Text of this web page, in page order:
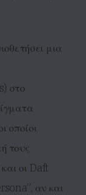
μια
στο
οποίοι
τους
οι Daft
αν και